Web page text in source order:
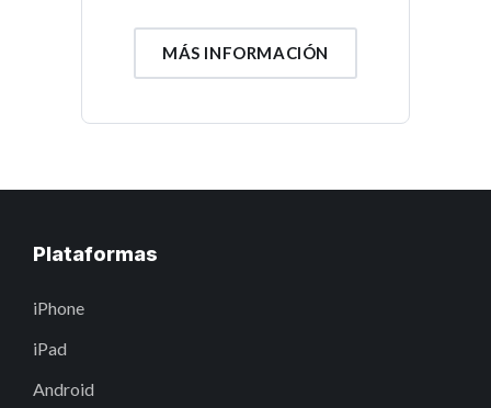
MÁS INFORMACIÓN
Plataformas
iPhone
iPad
Android